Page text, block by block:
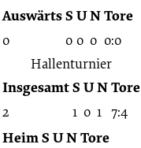
AuswärtsS UNTore
0 0 0 0 0:0
Hallenturnier
InsgesamtS UNTore
2 1 0 1 7:4
HeimS UNTore